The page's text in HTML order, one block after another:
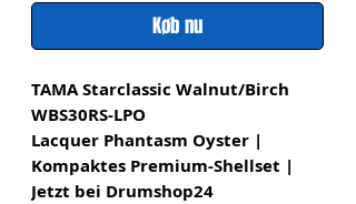
Køb nu
TAMA Starclassic Walnut/Birch
WBS30RS-LPO
Lacquer Phantasm Oyster |
Kompaktes Premium-Shellset |
Jetzt bei Drumshop24